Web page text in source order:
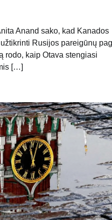
Anand sako, kad Kanados
Rusijos pareigūnų
rodo, kaip Otava stengiasi
[…]